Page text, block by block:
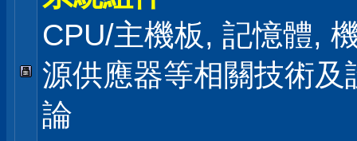
CPU/主機板, 記憶體,
源供應器等相關技術及
論